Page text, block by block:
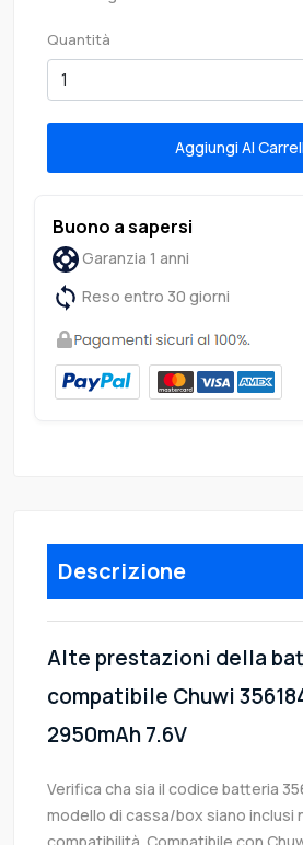
Quantità
Aggiungi Al
Buono a sapersi
Garanzia 1 anni
Reso entro 30 giorni
Descrizione
Alte prestazioni della
compatibile Chuwi
2950mAh 7.6V
Verifica cha sia il codice batteria
modello di cassa/box siano inclusi